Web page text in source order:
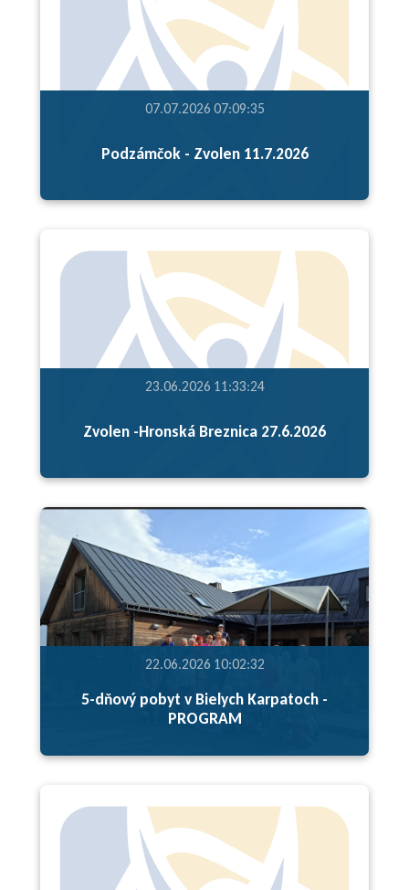
07.07.2026 07:09:35
Podzámčok - Zvolen 11.7.2026
23.06.2026 11:33:24
Zvolen -Hronská Breznica 27.6.2026
22.06.2026 10:02:32
5-dňový pobyt v Bielych Karpatoch -
PROGRAM